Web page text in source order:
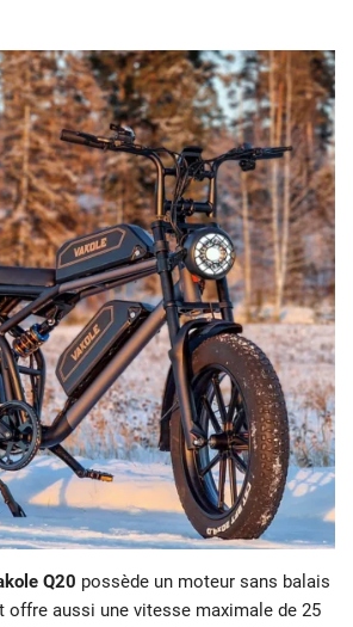
Q20 possède un moteur sans balais
offre aussi une vitesse maximale de 25